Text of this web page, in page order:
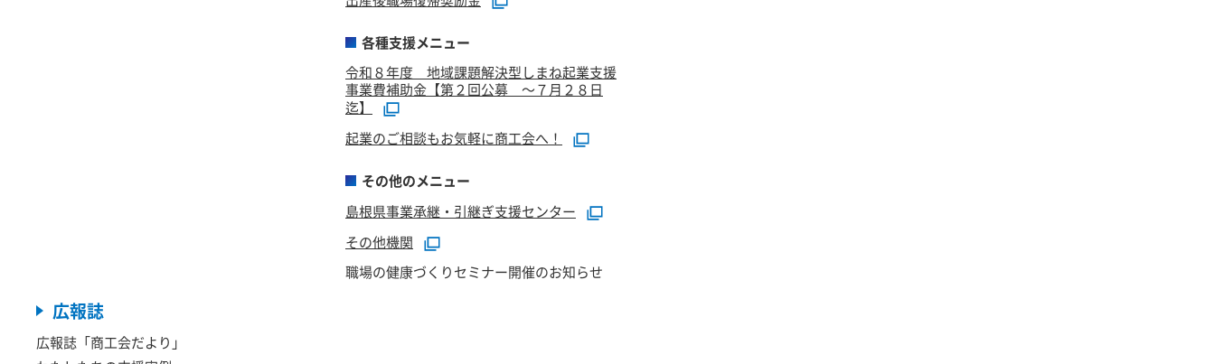
各種支援メニュー
令和８年度 地域課題解決型しまね起業支援
事業費補助金【第２回公募 ～７月２８日
迄】
起業のご相談もお気軽に商工会へ！
その他のメニュー
島根県事業承継・引継ぎ支援センター
その他機関
職場の健康づくりセミナー開催のお知らせ
広報誌
広報誌「商工会だより」